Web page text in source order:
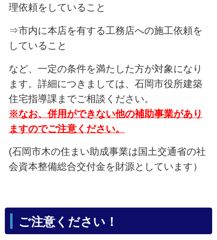
理依頼をしていること
⇒市内に本店を有する工務店への施工依頼を
していること
など、一定の条件を満たした方が対象になり
ます。詳細につきましては、石岡市役所建築
住宅指導課までご相談ください。
※なお、併用ができない他の補助事業があり
ますのでご注意ください。
(石岡市木の住まい助成事業は国土交通省の社
会資本整備総合交付金を財源としています）
ご注意ください！